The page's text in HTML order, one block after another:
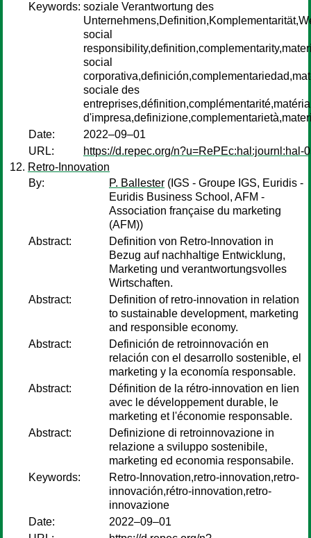
Keywords: soziale Verantwortung des
social
social
sociale des
Date:
2022–09–01
URL:
https://d.repec.org/n?u=RePEc:hal:journl:hal-
Retro-Innovation
By:
P. Ballester (IGS - Groupe IGS, Euridis -
Euridis Business School, AFM -
Association française du marketing
(AFM))
Abstract:
Definition von Retro-Innovation in
Bezug auf nachhaltige Entwicklung,
Marketing und verantwortungsvolles
Wirtschaften.
Abstract:
Definition of retro-innovation in relation
to sustainable development, marketing
and responsible economy.
Abstract:
Definición de retroinnovación en
relación con el desarrollo sostenible, el
marketing y la economía responsable.
Abstract:
Définition de la rétro-innovation en lien
avec le développement durable, le
marketing et l'économie responsable.
Abstract:
Definizione di retroinnovazione in
relazione a sviluppo sostenibile,
marketing ed economia responsabile.
Keywords:
Retro-Innovation,retro-innovation,retro-
innovación,rétro-innovation,retro-
innovazione
Date:
2022–09–01